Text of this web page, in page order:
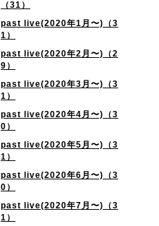
（31）
past live(2020年1月〜)（3
1）
past live(2020年2月〜)（2
9）
past live(2020年3月〜)（3
1）
past live(2020年4月〜)（3
0）
past live(2020年5月〜)（3
1）
past live(2020年6月〜)（3
0）
past live(2020年7月〜)（3
1）